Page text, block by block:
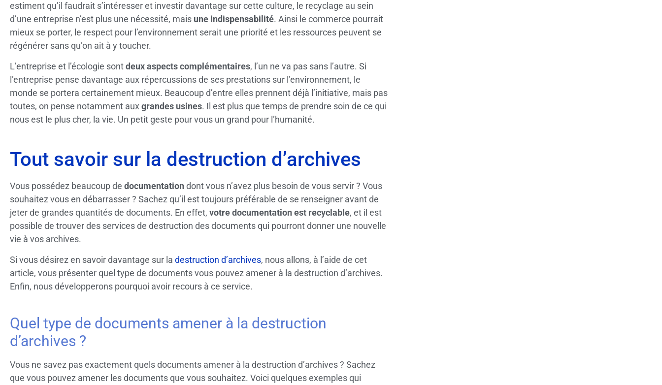
estiment qu’il faudrait s’intéresser et investir davantage sur cette culture, le recyclage au sein
d’une entreprise n’est plus une nécessité, mais une indispensabilité. Ainsi le commerce pourrait
mieux se porter, le respect pour l’environnement serait une priorité et les ressources peuvent se
régénérer sans qu’on ait à y toucher.
L’entreprise et l’écologie sontdeux aspects complémentaires, l’un ne va pas sans l’autre. Si
l’entreprise pense davantage aux répercussions de ses prestations sur l’environnement, le
monde se portera certainement mieux. Beaucoup d’entre elles prennent déjà l’initiative, mais pas
toutes, on pense notamment auxgrandes usines. Il est plus que temps de prendre soin de ce qui
nous est le plus cher, la vie. Un petit geste pour vous un grand pour l’humanité.
Tout savoir sur la destruction d’archives
Vous possédez beaucoup de documentationdont vous n’avez plus besoin de vous servir ? Vous
souhaitez vous en débarrasser ? Sachez qu’il est toujours préférable de se renseigner avant de
jeter de grandes quantités de documents. En effet, votre documentation est recyclable, et il est
possible de trouver des services de destruction des documents qui pourront donner une nouvelle
vie à vos archives.
Si vous désirez en savoir davantage sur la destruction d’archives, nous allons, à l’aide de cet
article, vous présenter quel type de documents vous pouvez amener à la destruction d’archives.
Enfin, nous développerons pourquoi avoir recours à ce service.
Quel type de documents amener à la destruction
d’archives ?
Vous ne savez pas exactement quels documents amener à la destruction d’archives ? Sachez
que vous pouvez amener les documents que vous souhaitez. Voici quelques exemples qui